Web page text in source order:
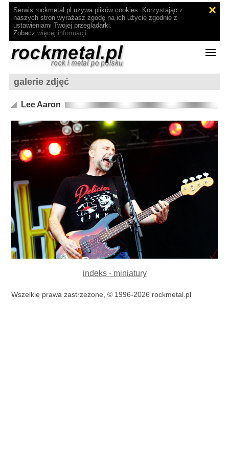
Serwis rockmetal.pl używa plików cookies. Korzystając z
naszych stron wyrażasz zgodę na ich użycie zgodnie z
ustawieniami Twojej przeglądarki.
Zobacz więcej informacji.
galerie zdjęć
Lee Aaron
indeks - miniatury
Wszelkie prawa zastrzeżone, © 1996-2026 rockmetal.pl